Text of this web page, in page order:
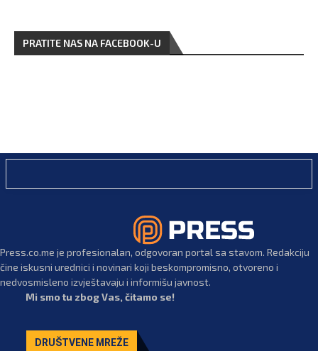
PRATITE NAS NA FACEBOOK-U
Press.co.me je profesionalan, odgovoran portal sa stavom. Redakciju
čine iskusni urednici i novinari koji beskompromisno, otvoreno i
nedvosmisleno izvještavaju i informišu javnost.
Mi smo tu zbog Vas, čitamo se!
DRUŠTVENE MREŽE